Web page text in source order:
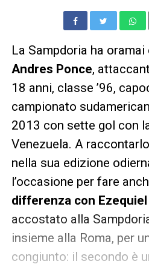
La Sampdoria ha oramai
Andres Ponce,
18 anni, classe ’96,
campionato
2013 con sette gol con
Venezuela. A
nella sua edizione
l’occasione per fare
differenza con
accostato alla
insieme alla Roma, per
congiunto: il secondo è